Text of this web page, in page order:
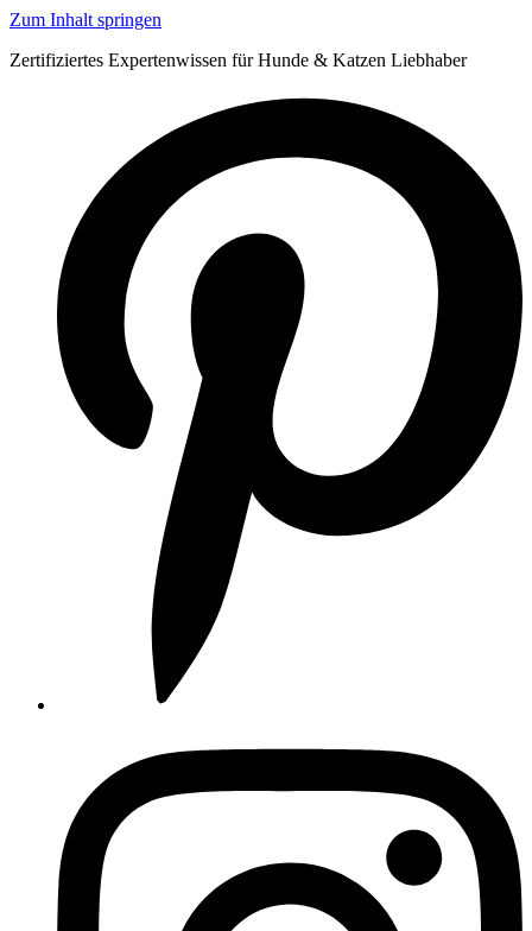
Zum Inhalt springen
Zertifiziertes Expertenwissen für Hunde & Katzen Liebhaber